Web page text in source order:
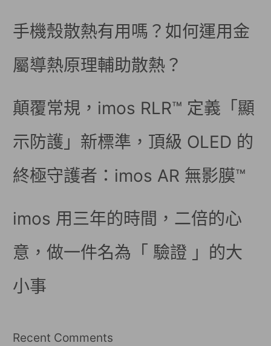
手機殼散熱有用嗎？如何運用金
屬導熱原理輔助散熱？
顛覆常規，imos RLR™ 定義「顯
示防護」新標準，頂級 OLED 的
終極守護者：imos AR 無影膜™
imos 用三年的時間，二倍的心
意，做一件名為「 驗證 」的大
小事
Recent Comments